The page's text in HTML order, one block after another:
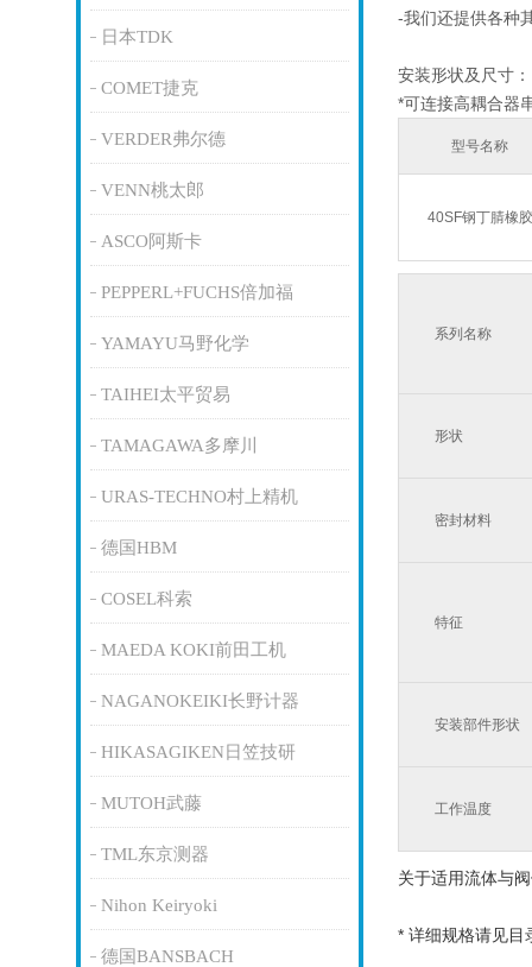
日本TDK
COMET捷克
VERDER弗尔德
VENN桃太郎
ASCO阿斯卡
PEPPERL+FUCHS倍加福
YAMAYU马野化学
TAIHEI太平贸易
TAMAGAWA多摩川
URAS-TECHNO村上精机
德国HBM
COSEL科索
MAEDA KOKI前田工机
NAGANOKEIKI长野计器
HIKASAGIKEN日笠技研
MUTOH武藤
TML东京测器
Nihon Keiryoki
德国BANSBACH
-我们还提供各种
安装形状及尺寸
*可连接高耦合器
型号名称
40SF钢丁腈橡胶
系列名称
形状
密封材料
特征
安装部件形状
工作温度
关于适用流体与
* 详细规格请见目